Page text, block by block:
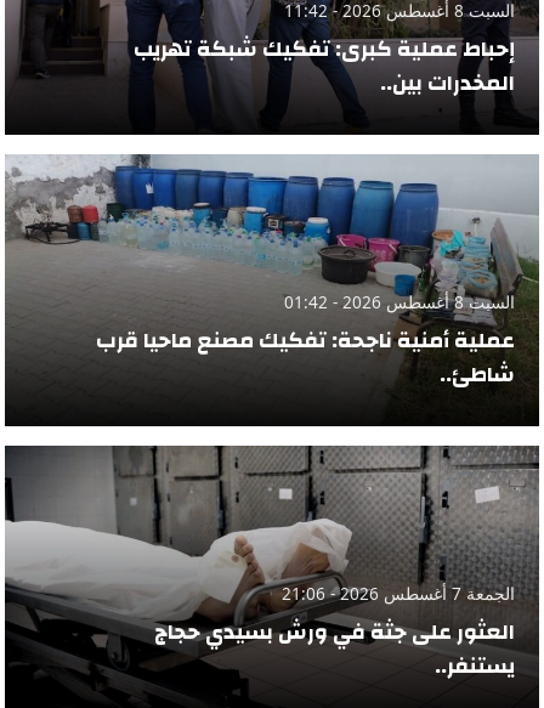
السبت 8 أغسطس 2026 - 11:42
إحباط عملية كبرى: تفكيك شبكة تهريب
المخدرات بين..
السبت 8 أغسطس 2026 - 01:42
عملية أمنية ناجحة: تفكيك مصنع ماحيا قرب
شاطئ..
الجمعة 7 أغسطس 2026 - 21:06
العثور على جثة في ورش بسيدي حجاج
يستنفر..